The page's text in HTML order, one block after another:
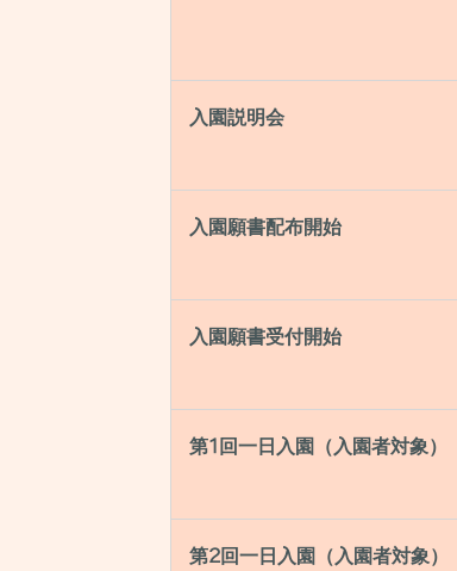
入園説明会
入園願書配布開始
入園願書受付開始
第1回一日入園（入園者対象）
第2回一日入園（入園者対象）